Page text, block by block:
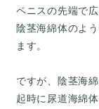
ペニスの先端で
陰茎海綿体のよ
ます。
ですが、陰茎海
起時に尿道海綿